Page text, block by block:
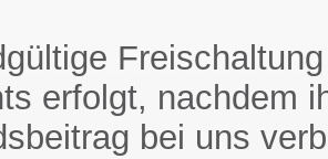
erfolgt, nachdem
bei uns